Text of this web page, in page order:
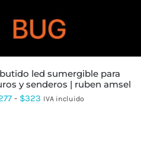
SE
PUEDEN
ELEGIR
PÁGINA
DE
PRODUCTO
y senderos | ruben amsel
- $323 Rango
IVA incluido